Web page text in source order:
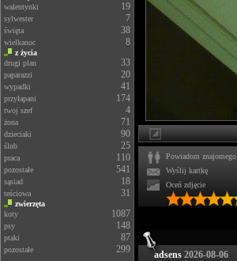
walentynki
19
sylwester 7
święta 38
wielkanoc 8
z życia
drugi plan
33
paparazzi 20
wypadki 41
przyłapani 174
twoj szef 4
żona 71
dzieciaki 90
ślub 25
praca 110
pozostałe 541
sąsiad 18
teściowa 31
zwierzęta
koty
1087
psy 148
ptaki 87
pozostałe 299
Powiadom znajomego
Wyślij kartkę
Oceń zdjęcie
adsens 2026-08-06